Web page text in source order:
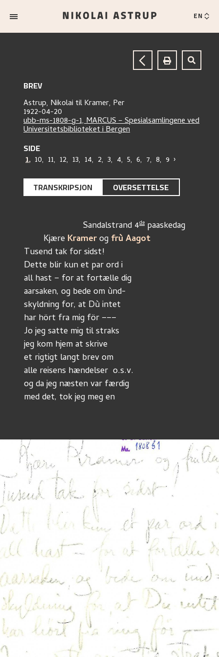
EN
BREV
Astrup, Nikolai tilKramer, Per
1922-04-20
ubb-ms-1808-g-1, MARCUS – Spesialsamlingene ved
Universitetsbiblioteket i Bergen
SIDE
1, 10, 11, 12, 13, 14, 2, 3, 4, 5, 6, 7, 8, 9 ›
TRANSKRIPSJON OVERSETTELSE
			Sandalstrand 4
de paaskedag
	Kjære
Kramer og frù Aagot
Tusend tak for sidst!
Dette blir kun et par ord i
all hast – for at fortælle dig
aarsaken, og bede om ùnd-
skyldning for, at Dù intet
har hört fra mig för –––
Jo jeg satte mig til straks
jeg kom hjem at skrive
et rigtigt langt brev om
alle reisens hændelser  o.s.v.
og da jeg næsten var færdig
med det, tok jeg meg en